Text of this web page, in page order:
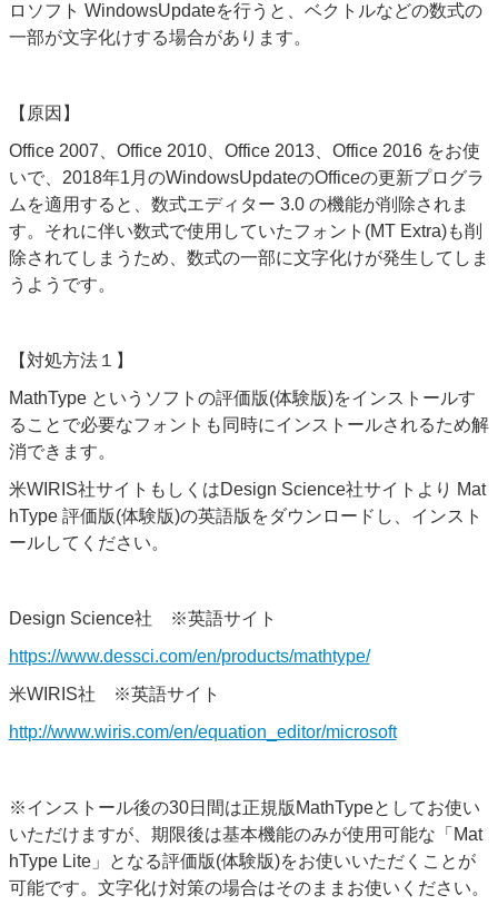
ロソフト WindowsUpdateを行うと、ベクトルなどの数式の
一部が文字化けする場合があります。
【原因】
Office 2007
Office 2010、 Office 2013、 Office 2016 をお使
いで、2018年1月のWindowsUpdateのOfficeの更新プログラ
ムを適用すると、数式エディター 3.0 の機能が削除されま
す。それに伴い数式で使用していたフォント(MT Extra)も削
除されてしまうため、数式の一部に文字化けが発生してしま
うようです。
【対処方法１】
MathType というソフトの評価版(体験版)をインストールす
ることで必要なフォントも同時にインストールされるため解
消できます。
米WIRIS社サイトもしくはDesign Science社サイトより Mat
hType 評価版(体験版)の英語版をダウンロードし、インスト
ールしてください。
Design Science社 ※英語サイト
https://www.dessci.com/en/products/mathtype/
米WIRIS社 ※英語サイト
http://www.wiris.com/en/equation_editor/microsoft
※インストール後の30日間は正規版MathTypeとしてお使い
いただけますが、期限後は基本機能のみが使用可能な「Mat
hType Lite」となる評価版(体験版)をお使いいただくことが
可能です。文字化け対策の場合はそのままお使いください。